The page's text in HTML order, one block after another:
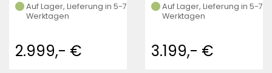
Auf Lager, Lieferung in 5-7
Werktagen
2.999,- €
Auf Lager, Lieferung in 5-7
Werktagen
3.199,- €